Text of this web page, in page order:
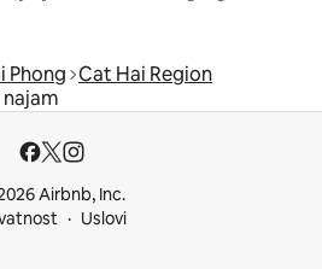
Phong Cat Hai Region
Airbnb, Inc.
Uslovi